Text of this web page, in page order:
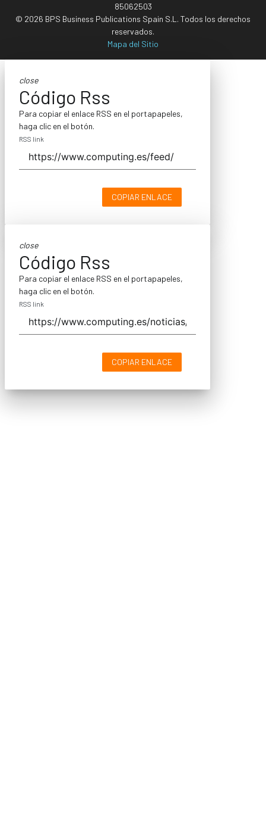
85062503
© 2026 BPS Business Publications Spain S.L. Todos los derechos
reservados.
Mapa del Sitio
close
Código Rss
Para copiar el enlace RSS en el portapapeles,
haga clic en el botón.
RSS link
COPIAR ENLACE
close
Código Rss
Para copiar el enlace RSS en el portapapeles,
haga clic en el botón.
RSS link
COPIAR ENLACE